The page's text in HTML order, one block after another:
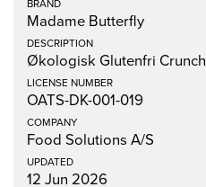
Madame Butterfly
Økologisk Glutenfri Crunch
OATS-DK-001-019
Food Solutions A/S
12 Jun 2026